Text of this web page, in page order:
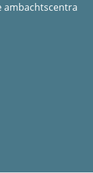
ambachtscentra